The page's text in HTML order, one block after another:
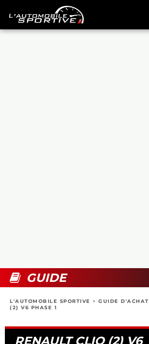
BOUTIQUE
GUIDE
L'AUTOMOBILE SPORTIVE > GUIDE D'ACHAT
(2) V6 PHASE 1
RENAULT CLIO (2) V6